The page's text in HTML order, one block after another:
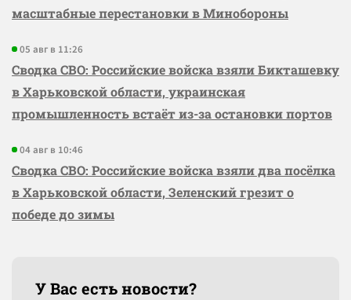
масштабные перестановки в Минобороны
05 авг в 11:26
Сводка СВО: Российские войска взяли Бикташевку
в Харьковской области, украинская
промышленность встаёт из-за остановки портов
04 авг в 10:46
Сводка СВО: Российские войска взяли два посёлка
в Харьковской области, Зеленский грезит о
победе до зимы
У Вас есть новости?